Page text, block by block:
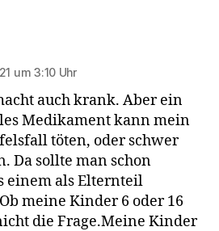
um 3:10 Uhr
auch krank. Aber ein
Medikament kann mein
töten, oder schwer
Da sollte man schon
einem als Elternteil
meine Kinder 6 oder 16
die Frage.Meine Kinder